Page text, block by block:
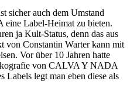
sicher auch dem Umstand
Label-Heimat zu bieten.
ja Kult-Status, denn das aus
Constantin Warter kann mit
Vor über 10 Jahren hatte
von CALVA Y NADA
Labels legt man eben diese als